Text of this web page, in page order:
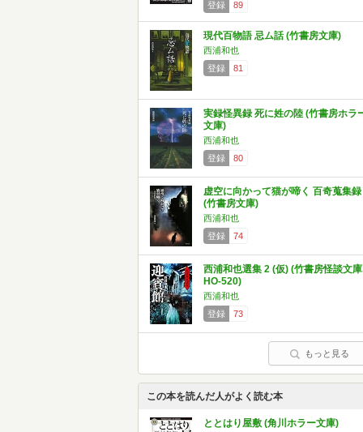
登録 89
現代百物語 忌ム話 (竹書房文庫)
西浦和也
登録
81
実録怪異録 死に姓の陸 (竹書房ホラ
文庫)
西浦和也
登録
80
虚空に向かって猫が啼く 百奇蒐集録
(竹書房文庫)
西浦和也
登録
74
西浦和也選集 2 (仮) (竹書房怪談文
HO-520)
西浦和也
登録
73
もっと見る
この本を読んだ人がよく読む本
ととはり屋敷 (角川ホラー文庫)